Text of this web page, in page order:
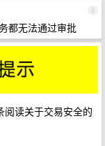
2
都无法通过审批
阅读关于交易安全的